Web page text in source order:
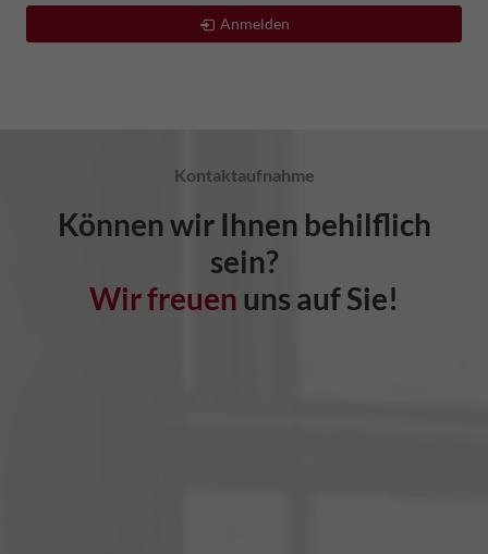
Anmelden
Kontaktaufnahme
Können wir Ihnen behilflich
sein?
Wir freuen uns auf Sie!